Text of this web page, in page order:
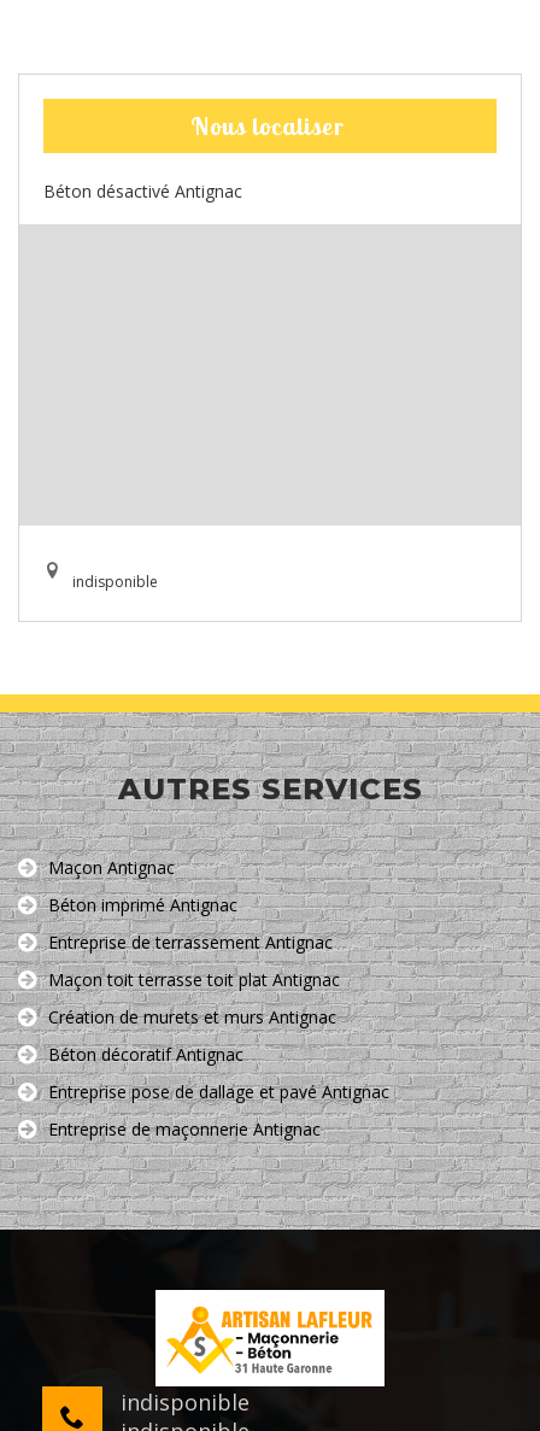
Nous localiser
Béton désactivé Antignac
indisponible
AUTRES SERVICES
Maçon Antignac
Béton imprimé Antignac
Entreprise de terrassement Antignac
Maçon toit terrasse toit plat Antignac
Création de murets et murs Antignac
Béton décoratif Antignac
Entreprise pose de dallage et pavé Antignac
Entreprise de maçonnerie Antignac
indisponible